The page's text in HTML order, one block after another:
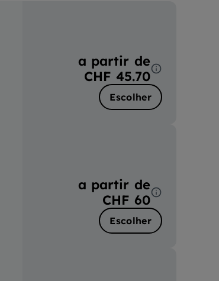
a partir de
CHF 45.70
Escolher
a partir de
CHF 60
Escolher